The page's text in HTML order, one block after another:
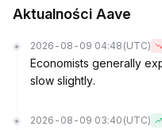
Aktualności Aave
2026-08-09 04:48 (UTC)
Economists generally
slow slightly.
2026-08-09 03:40 (UTC)